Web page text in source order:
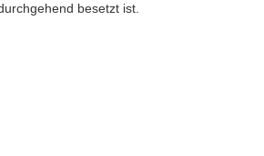
besetzt ist.